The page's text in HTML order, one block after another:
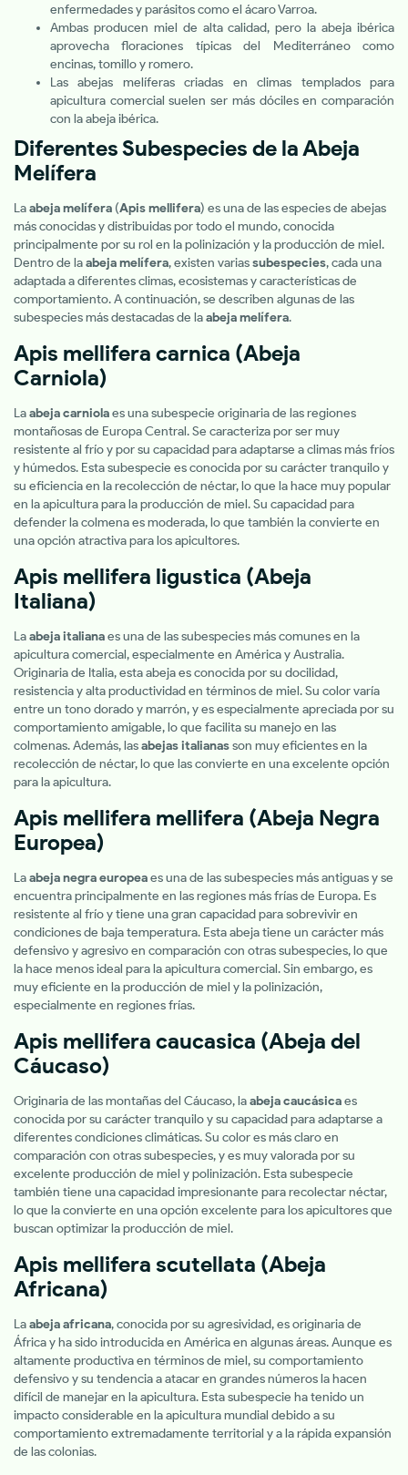
enfermedades y parásitos como el ácaro Varroa.
Ambas producen miel de alta calidad, pero la abeja ibérica
aprovecha floraciones típicas del Mediterráneo como
encinas, tomillo y romero.
Las abejas melíferas criadas en climas templados para
apicultura comercial suelen ser más dóciles en comparación
con la abeja ibérica.
Diferentes Subespecies de la Abeja
Melífera
Laabeja melífera (Apis mellifera) es una de las especies de abejas
más conocidas y distribuidas por todo el mundo, conocida
principalmente por su rol en la polinización y la producción de miel.
Dentro de laabeja melífera, existen variassubespecies, cada una
adaptada a diferentes climas, ecosistemas y características de
comportamiento. A continuación, se describen algunas de las
subespecies más destacadas de laabeja melífera.
Apis mellifera carnica (Abeja
Carniola)
Laabeja carniolaes una subespecie originaria de las regiones
montañosas de Europa Central. Se caracteriza por ser muy
resistente al frío y por su capacidad para adaptarse a climas más fríos
y húmedos. Esta subespecie es conocida por su carácter tranquilo y
su eficiencia en la recolección de néctar, lo que la hace muy popular
en la apicultura para la producción de miel. Su capacidad para
defender la colmena es moderada, lo que también la convierte en
una opción atractiva para los apicultores.
Apis mellifera ligustica (Abeja
Italiana)
Laabeja italianaes una de las subespecies más comunes en la
apicultura comercial, especialmente en América y Australia.
Originaria de Italia, esta abeja es conocida por su docilidad,
resistencia y alta productividad en términos de miel. Su color varía
entre un tono dorado y marrón, y es especialmente apreciada por su
comportamiento amigable, lo que facilita su manejo en las
colmenas. Además, lasabejas italianasson muy eficientes en la
recolección de néctar, lo que las convierte en una excelente opción
para la apicultura.
Apis mellifera mellifera (Abeja Negra
Europea)
Laabeja negra europeaes una de las subespecies más antiguas y se
encuentra principalmente en las regiones más frías de Europa. Es
resistente al frío y tiene una gran capacidad para sobrevivir en
condiciones de baja temperatura. Esta abeja tiene un carácter más
defensivo y agresivo en comparación con otras subespecies, lo que
la hace menos ideal para la apicultura comercial. Sin embargo, es
muy eficiente en la producción de miel y la polinización,
especialmente en regiones frías.
Apis mellifera caucasica (Abeja del
Cáucaso)
Originaria de las montañas del Cáucaso, laabeja caucásicaes
conocida por su carácter tranquilo y su capacidad para adaptarse a
diferentes condiciones climáticas. Su color es más claro en
comparación con otras subespecies, y es muy valorada por su
excelente producción de miel y polinización. Esta subespecie
también tiene una capacidad impresionante para recolectar néctar,
lo que la convierte en una opción excelente para los apicultores que
buscan optimizar la producción de miel.
Apis mellifera scutellata (Abeja
Africana)
Laabeja africana, conocida por su agresividad, es originaria de
África y ha sido introducida en América en algunas áreas. Aunque es
altamente productiva en términos de miel, su comportamiento
defensivo y su tendencia a atacar en grandes números la hacen
difícil de manejar en la apicultura. Esta subespecie ha tenido un
impacto considerable en la apicultura mundial debido a su
comportamiento extremadamente territorial y a la rápida expansión
de las colonias.